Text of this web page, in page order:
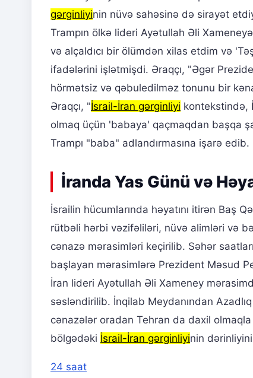
gərginliyinin nüvə sahəsinə də sirayət
Trampın ölkə lideri Ayətullah Əli
və alçaldıcı bir ölümdən xilas etdim və
ifadələrini işlətmişdi. Əraqçı, "Əgər
hörmətsiz və qəbuledilməz tonunu bir
Əraqçı, "İsrail-İran gərginliyi kontekstində,
olmaq üçün 'babaya' qaçmaqdan başqa
Trampı "baba" adlandırmasına işarə edib.
İranda Yas Günü və
İsrailin hücumlarında həyatını itirən Baş
rütbəli hərbi vəzifəliləri, nüvə alimləri və
cənazə mərasimləri keçirilib. Səhər
başlayan mərasimlərə Prezident Məsud
İran lideri Ayətullah Əli Xameney
səsləndirilib. İnqilab Meydanından
cənazələr oradan Tehran da daxil
bölgədəki İsrail-İran gərginliyinin
24 saat